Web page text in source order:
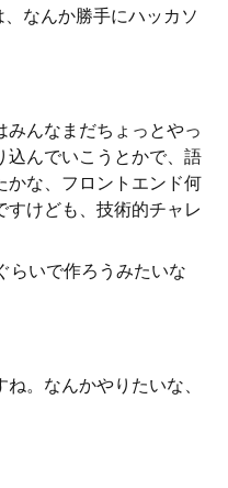
なんか勝手にハッカソ
みんなまだちょっとやっ
込んでいこうとかで、語
かな、フロントエンド何
すけども、技術的チャレ
らいで作ろうみたいな
。なんかやりたいな、